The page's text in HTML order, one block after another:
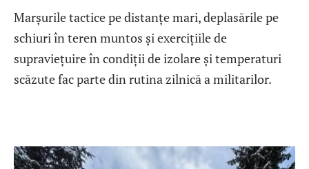
Marșurile tactice pe distanțe mari, deplasările pe
schiuri în teren muntos și exercițiile de
supraviețuire în condiții de izolare și temperaturi
scăzute fac parte din rutina zilnică a militarilor.